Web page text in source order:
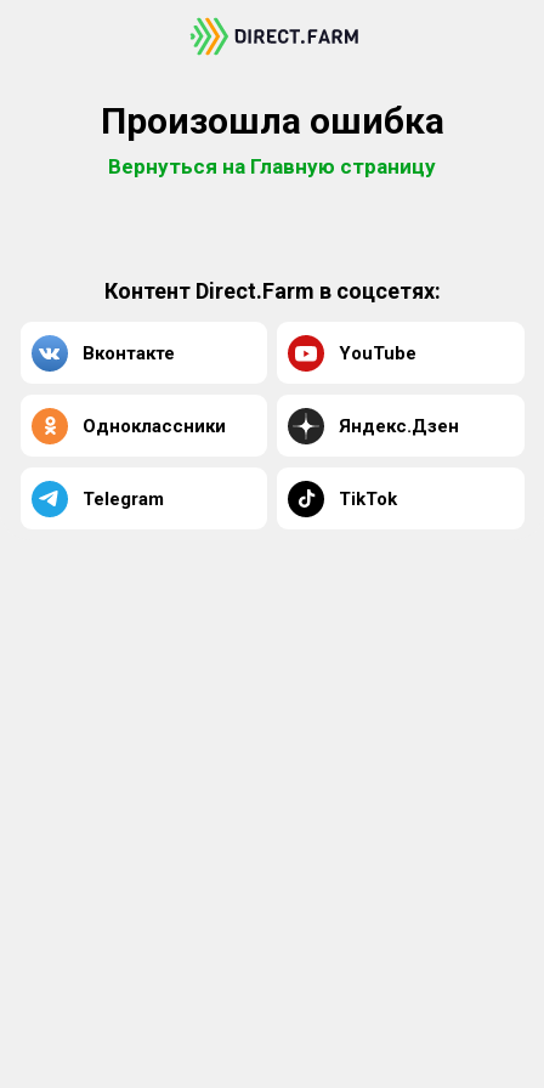
Произошла ошибка
Вернуться на Главную страницу
Контент Direct.Farm в соцсетях:
Вконтакте YouTube
Одноклассники Яндекс.Дзен
Telegram TikTok